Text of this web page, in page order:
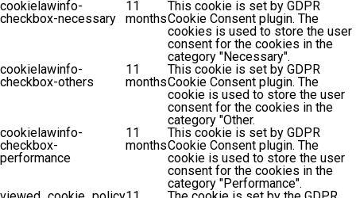
cookielawinfo-
checkbox-necessary
11
months
This cookie is set by GDPR
Cookie Consent plugin. The
cookies is used to store the user
consent for the cookies in the
category "Necessary".
cookielawinfo-
checkbox-others
11
months
This cookie is set by GDPR
Cookie Consent plugin. The
cookie is used to store the user
consent for the cookies in the
category "Other.
cookielawinfo-
checkbox-
performance
11
months
This cookie is set by GDPR
Cookie Consent plugin. The
cookie is used to store the user
consent for the cookies in the
category "Performance".